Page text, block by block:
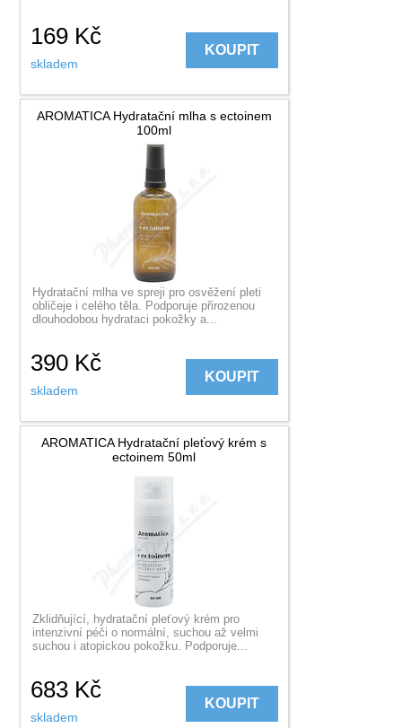
169 Kč
skladem
KOUPIT
AROMATICA Hydratační mlha s ectoinem
100ml
Hydratační mlha ve spreji pro osvěžení pleti
obličeje i celého těla. Podporuje přirozenou
dlouhodobou hydrataci pokožky a...
390 Kč
skladem
KOUPIT
AROMATICA Hydratační pleťový krém s
ectoinem 50ml
Zklidňující, hydratační pleťový krém pro
intenzivní péči o normální, suchou až velmi
suchou i atopickou pokožku. Podporuje...
683 Kč
skladem
KOUPIT